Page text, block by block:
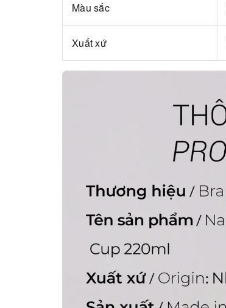
Màu sắc
Xuất xứ